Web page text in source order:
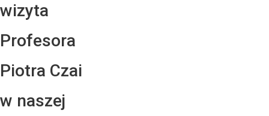
wizyta
Profesora
Piotra Czai
w naszej